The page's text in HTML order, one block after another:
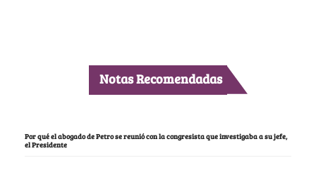
Notas Recomendadas
Por qué el abogado de Petro se reunió con la congresista que investigaba a su jefe,
el Presidente